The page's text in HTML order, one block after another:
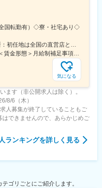
国転勤有）◇寮・社宅あり◇
＜勤務地詳細＞全国各エリア住所：初任地は全国の直営店となります。 受動喫煙対策：屋内全面禁煙変更の範囲：会社の定める事業所
＜予定年収＞500万円～600万円＜賃金形態＞月給制補足事項なし＜賃金内訳＞月額（基本給）：280,000円～320,000円＜月給＞280,000円～320,000円＜昇給有無＞有＜残業手当＞有＜給与補足＞※上記年収には職務手当を含む（職務手当以外の手当含まず）※給与詳細は経験・能力を考慮のうえ決定■昇給：年1回■賞与：年2回（6月・12月）※2024年実績6ヶ月／年■決算賞与：年1回（3月末）■年収例：770万／37.0歳（全社員の平均）賃金はあくまでも目安の金額であり、選考を通じて上下する可能性があります。月給(月額)は固定手当を含めた表記です。
気になる
ます（非公開求人は除く）。
8/6（木）
人募集が終了していることもご
できませんので、あらかじめご
ランキングを詳しく見る
ゴリごとにご紹介します。